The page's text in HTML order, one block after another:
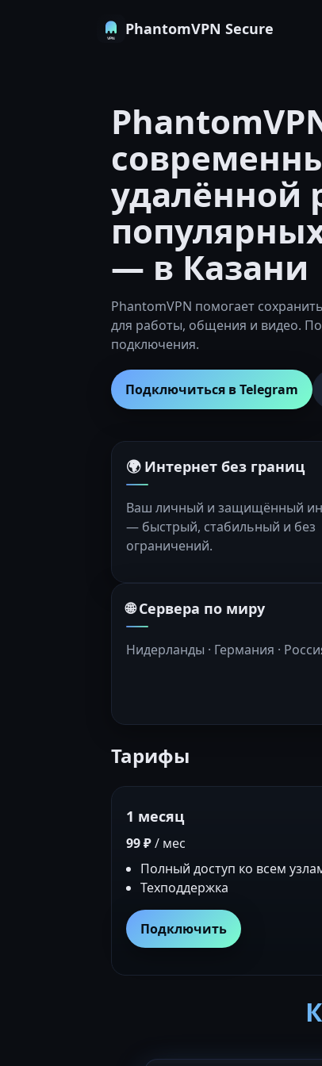
PhantomVPN Secure
удалённой
— в Казани
PhantomVPN помогает
для работы, общения и видео.
подключения.
Подключиться в Telegram
🌍 Интернет без границ
Ваш личный и защищённый
— быстрый, стабильный и без
ограничений.
🌐 Сервера по миру
Нидерланды · Германия ·
Тарифы
1 месяц
99 ₽/ мес
Полный доступ ко всем
Техподдержка
Подключить